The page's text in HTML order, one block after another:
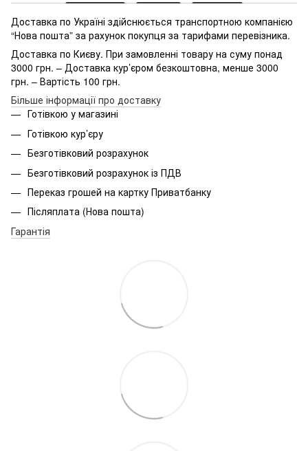
Доставка по Україні здійснюється транспортною компанією
“Нова пошта” за рахунок покупця за тарифами перевізника.
Доставка по Києву. При замовленні товару на суму понад
3000 грн. – Доставка кур’єром безкоштовна, менше 3000
грн. – Вартість 100 грн.
Більше інформації про доставку
Готівкою у магазині
Готівкою кур’єру
Безготівковий розрахунок
Безготівковий розрахунок із ПДВ
Переказ грошей на картку Приватбанку
Післяплата (Нова пошта)
Гарантія